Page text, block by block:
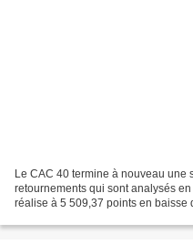
Le CAC 40 termine à nouveau une
retournements qui sont analysés
réalise à 5 509,37 points en baisse